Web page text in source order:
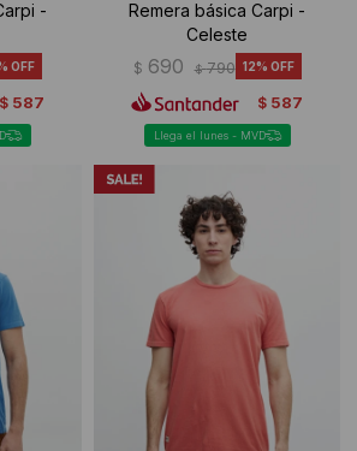
-
$ 587
Remera básica Carpi -
Celeste
$ 690 $ 790 12
$ 587
Llega el lunes - MVD